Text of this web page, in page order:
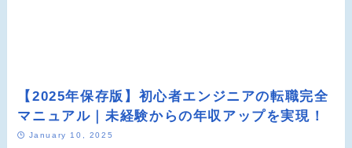
【2025年保存版】初心者エンジニアの転職完全
マニュアル｜未経験からの年収アップを実現！
January 10, 2025